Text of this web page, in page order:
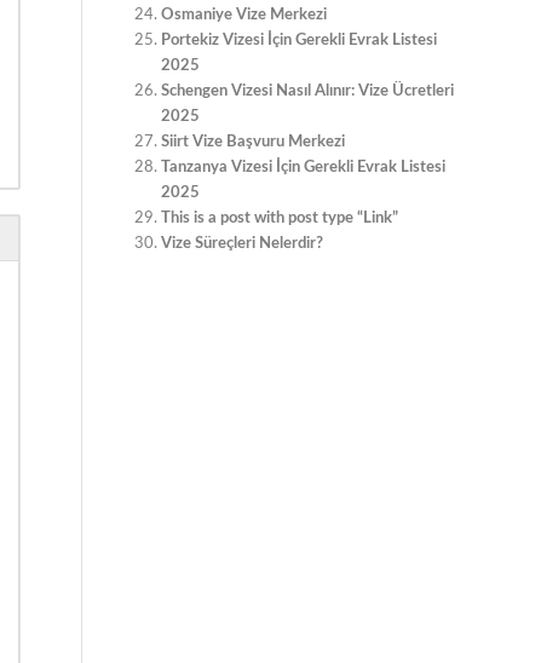
Osmaniye Vize Merkezi
Portekiz Vizesi İçin Gerekli Evrak Listesi
2025
Schengen Vizesi Nasıl Alınır: Vize Ücretleri
2025
Siirt Vize Başvuru Merkezi
Tanzanya Vizesi İçin Gerekli Evrak Listesi
2025
This is a post with post type “Link”
Vize Süreçleri Nelerdir?